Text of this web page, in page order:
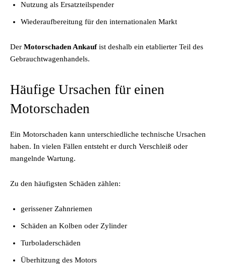
Nutzung als Ersatzteilspender
Wiederaufbereitung für den internationalen Markt
Der Motorschaden Ankaufist deshalb ein etablierter Teil des
Gebrauchtwagenhandels.
Häufige Ursachen für einen
Motorschaden
Ein Motorschaden kann unterschiedliche technische Ursachen
haben. In vielen Fällen entsteht er durch Verschleiß oder
mangelnde Wartung.
Zu den häufigsten Schäden zählen:
gerissener Zahnriemen
Schäden an Kolben oder Zylinder
Turboladerschäden
Überhitzung des Motors